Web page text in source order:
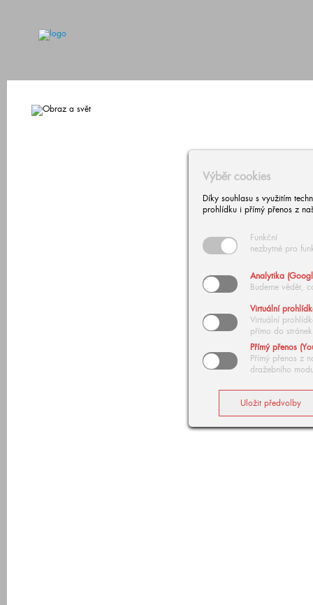
Výběr cookies
Díky souhlasu s využitím
prohlídku i přímý přenos z
Funkční
nezbytné pro
Analytika
Budeme vědět,
Virtuální
Virtuální
přímo do stránek
Přímý přenos
Přímý přenos z
dražebního